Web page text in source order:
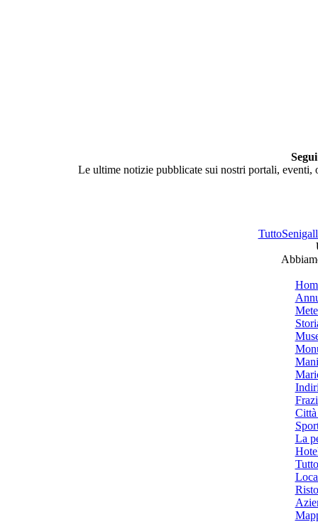
Le ultime notizie pubblicate sui nostri portali,
Città
La